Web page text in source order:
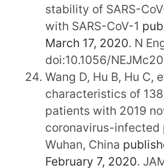
stability of SARS-
with SARS-CoV-1
March 17, 2020. N
doi:10.1056/
Wang D, Hu B, Hu C,
characteristics of
patients with 2019
coronavirus-infected
Wuhan, China
February 7, 2020.